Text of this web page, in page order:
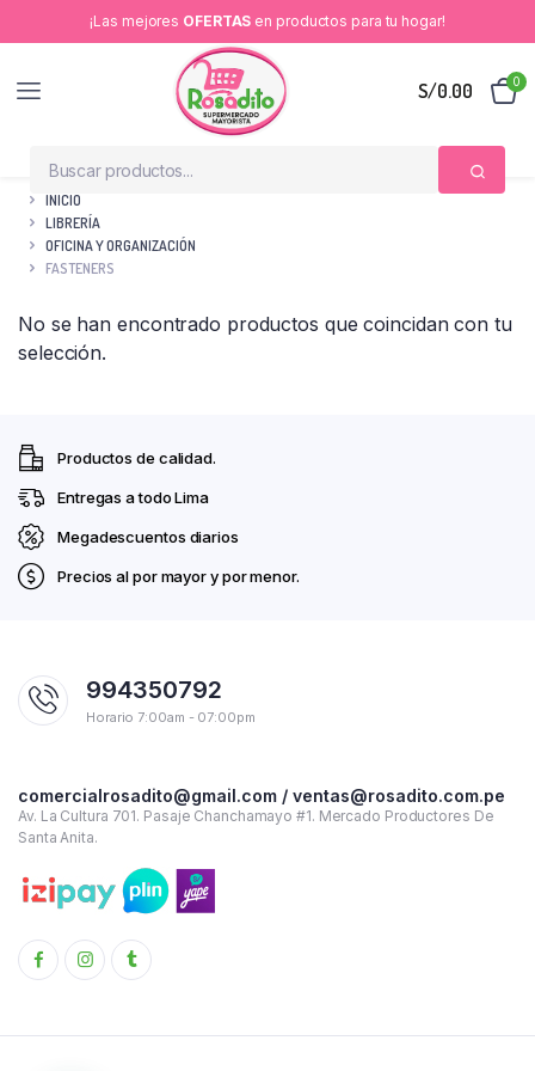
¡Las mejores OFERTAS en productos para tu hogar!
S/0.00 0
INICIO
LIBRERÍA
OFICINA Y ORGANIZACIÓN
FASTENERS
No se han encontrado productos que coincidan con tu
selección.
Productos de calidad.
Entregas a todo Lima
Megadescuentos diarios
Precios al por mayor y por menor.
994350792
Horario 7:00am - 07:00pm
comercialrosadito@gmail.com / ventas@rosadito.com.pe
Av. La Cultura 701. Pasaje Chanchamayo #1. Mercado Productores De
Santa Anita.